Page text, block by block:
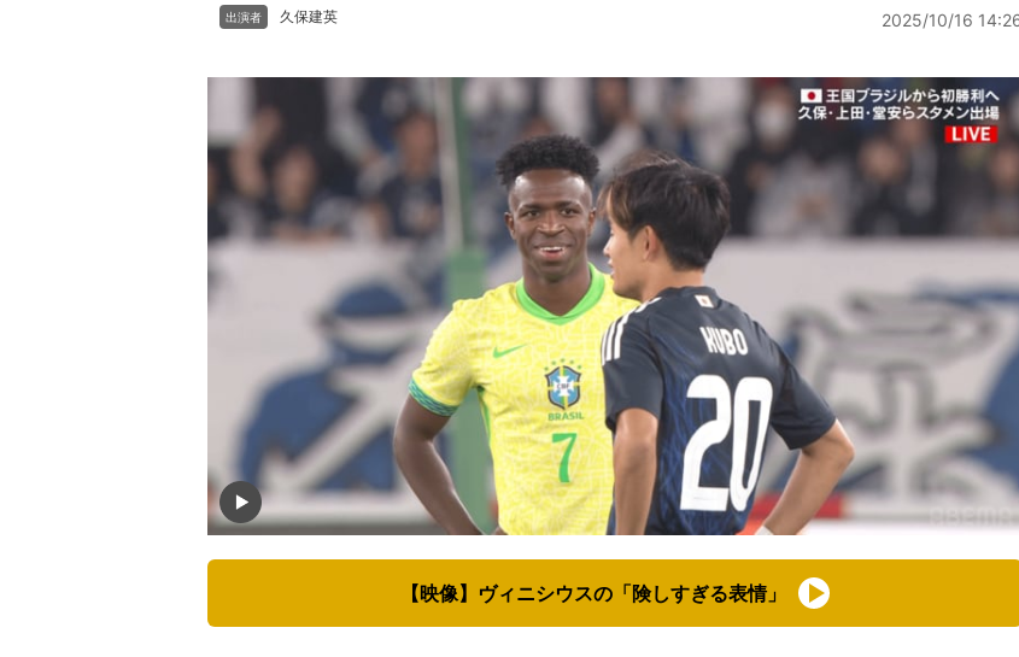
久保建英 2025/10/16
【映像】ヴィニシウスの「険しすぎる表情」